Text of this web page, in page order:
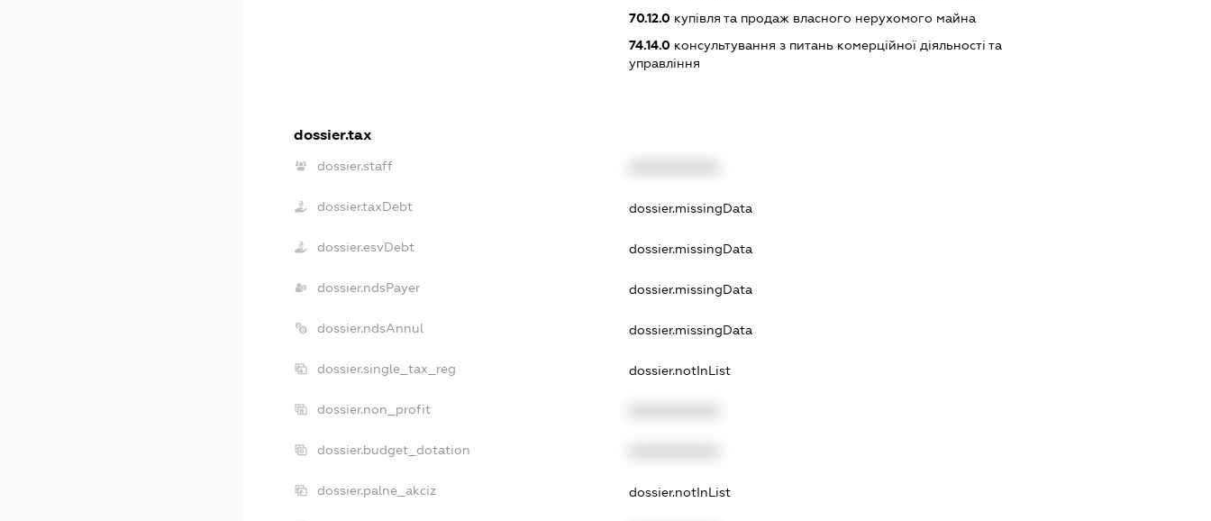
70.12.0купівля та продаж власного нерухомого майна
74.14.0консультування з питань комерційної діяльності та
управління
dossier.tax
dossier.staff
dossier.taxDebt dossier.missingData
dossier.esvDebt dossier.missingData
dossier.ndsPayer dossier.missingData
dossier.ndsAnnul dossier.missingData
dossier.single_tax_reg dossier.notInList
dossier.non_profit
dossier.budget_dotation
dossier.palne_akciz dossier.notInList